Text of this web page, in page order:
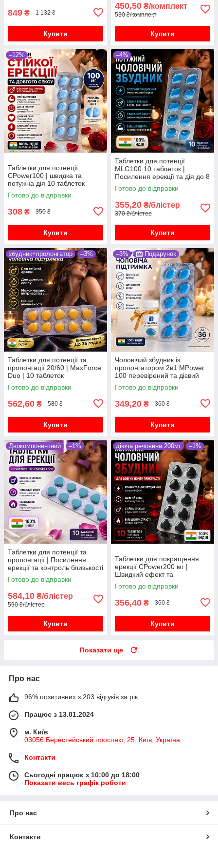
849 ₴ 1 132 ₴
Купити
450,50 ₴/комплект
530 ₴/комплект
Купити
–12%
Таблетки для потенції
СPower100 | швидка та
потужна дія 10 таблеток
Готово до відправки
308 ₴ 350 ₴
Купити
–4%
Таблетки для потенції
MLG100 10 таблеток |
Посилення ерекції та дія до 8
годин
Готово до відправки
355,20 ₴/блістер
370 ₴/блістер
Купити
збудник+пролонгатор –3%
Таблетки для потенції та
пролонгації 20/60 | MaxForce
Duo | 10 таблеток
Готово до відправки
562,60 ₴ 580 ₴
Купити
–3% Подарунок
Чоловічий збудник із
пролонгатором 2в1 MPower
100 перевірений та дієвий
препарат 10 таблеток
Готово до відправки
349,20 ₴ 360 ₴
Купити
Двокомпонентний –1%
Таблетки для потенції та
пролонгації | Посилення
ерекції та контроль близькості
10 таблеток
Готово до відправки
584,10 ₴/блістер
590 ₴/блістер
Купити
діюча речовина 200мг –1%
Таблетки для покращення
ерекції CPower200 мг |
Швидкий ефект та
впевненість у собі
Готово до відправки
356,40 ₴ 360 ₴
Купити
Показати ще
Про нас
96% позитивних з 203 відгуків за рік
Працює з 13.01.2024
м. Київ
03056 Берестейський проспект, 25, Київ, Україна
Контакти
Сьогодні працює з 10:00 до 18:00
Показати весь графік роботи
Про нас
Контакти